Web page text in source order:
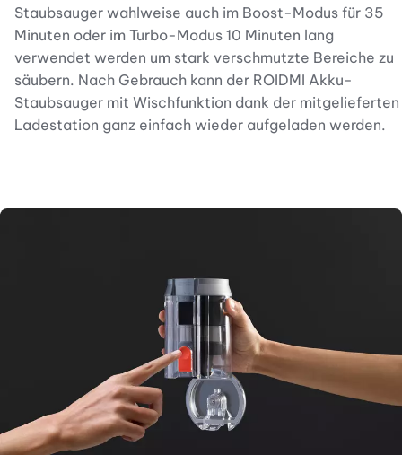
Staubsauger wahlweise auch im Boost-Modus für 35
Minuten oder im Turbo-Modus 10 Minuten lang
verwendet werden um stark verschmutzte Bereiche zu
säubern. Nach Gebrauch kann der ROIDMI Akku-
Staubsauger mit Wischfunktion dank der mitgelieferten
Ladestation ganz einfach wieder aufgeladen werden.